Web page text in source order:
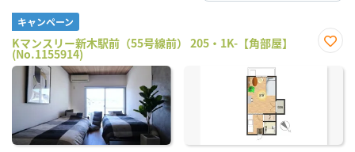
キャンペーン
Kマンスリー新木駅前（55号線前） 205・1K-【角部屋】
(No.1155914)
に入